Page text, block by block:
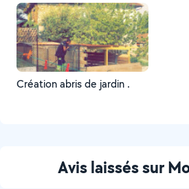
Création abris de jardin .
Avis laissés sur